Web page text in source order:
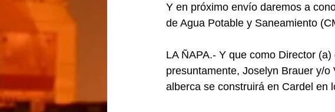
Y en próximo envío daremos a
de Agua Potable y Saneamiento
LA ÑAPA.- Y que como Director
presuntamente, Joselyn Brauer y/
alberca se construirá en Cardel en